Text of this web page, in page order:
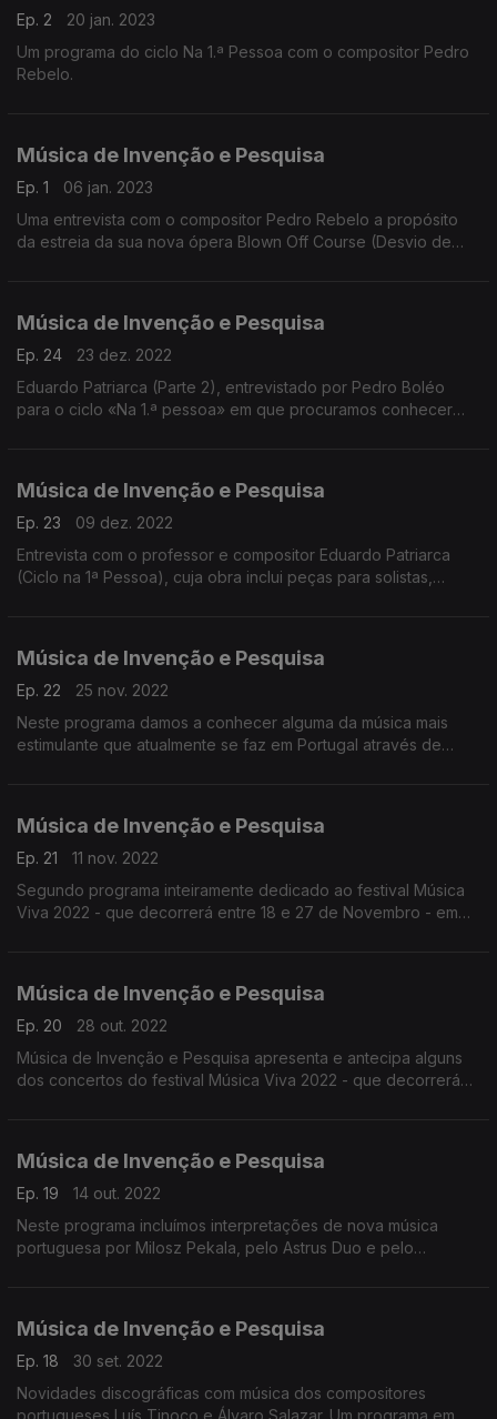
Ep. 2
20 jan. 2023
Um programa do ciclo Na 1.ª Pessoa com o compositor Pedro
Rebelo.
Música de Invenção e Pesquisa
Ep. 1
06 jan. 2023
Uma entrevista com o compositor Pedro Rebelo a propósito
da estreia da sua nova ópera Blown Off Course (Desvio de
Música de Invenção e Pesquisa
Ep. 24
23 dez. 2022
Eduardo Patriarca (Parte 2), entrevistado por Pedro Boléo
para o ciclo «Na 1.ª pessoa» em que procuramos conhecer
Música de Invenção e Pesquisa
Ep. 23
09 dez. 2022
Entrevista com o professor e compositor Eduardo Patriarca
(Ciclo na 1ª Pessoa), cuja obra inclui peças para solistas,
Música de Invenção e Pesquisa
Ep. 22
25 nov. 2022
Neste programa damos a conhecer alguma da música mais
estimulante que atualmente se faz em Portugal através de
Música de Invenção e Pesquisa
Ep. 21
11 nov. 2022
Segundo programa inteiramente dedicado ao festival Música
Viva 2022 - que decorrerá entre 18 e 27 de Novembro - em
Música de Invenção e Pesquisa
Ep. 20
28 out. 2022
Música de Invenção e Pesquisa apresenta e antecipa alguns
dos concertos do festival Música Viva 2022 - que decorrerá
Música de Invenção e Pesquisa
Ep. 19
14 out. 2022
Neste programa incluímos interpretações de nova música
portuguesa por Milosz Pekala, pelo Astrus Duo e pelo
Música de Invenção e Pesquisa
Ep. 18
30 set. 2022
Novidades discográficas com música dos compositores
portugueses Luís Tinoco e Álvaro Salazar. Um programa em